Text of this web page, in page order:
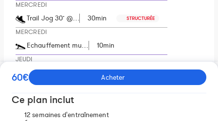
MERCREDI
Trail Jog 30’ @… 30min STRUCTURÉE
MERCREDI
Echauffement mu… 10min
JEUDI
Trail Jog 30’ @… 30min
VENDREDI
Trail Intervall…
SAMEDI
60€ Acheter
Ce plan inclut
12 semaines d'entraînement